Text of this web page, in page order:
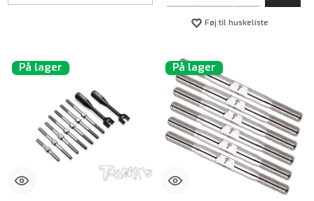
Føj til huskeliste
På lager På lager